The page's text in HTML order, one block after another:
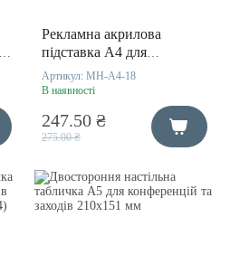
Рекламна акрилова
підставка А4 для
інформації та акцій -
Елегант
Артикул: MH-A4-18
В наявності
247.50 ₴
275.00 ₴